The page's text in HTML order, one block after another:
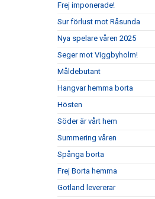
Frej imponerade!
Sur förlust mot Råsunda
Nya spelare våren 2025
Seger mot Viggbyholm!
Måldebutant
Hangvar hemma borta
Hösten
Söder är vårt hem
Summering våren
Spånga borta
Frej Borta hemma
Gotland levererar